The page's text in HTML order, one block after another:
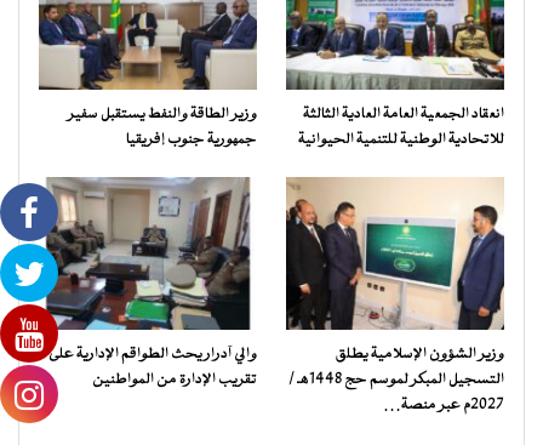
انعقاد الجمعية العامة العادية الثالثة
للاتحادية الوطنية للتنمية الحيوانية
وزير الطاقة والنفط يستقبل سفير
جمهورية جنوب إفريقيا
وزير الشؤون الإسلامية يطلق
التسجيل المبكر لموسم حج 1448هـ /
2027م عبر منصة…
والي آدرار يحث الطواقم الإدارية على
تقريب الإدارة من المواطنين